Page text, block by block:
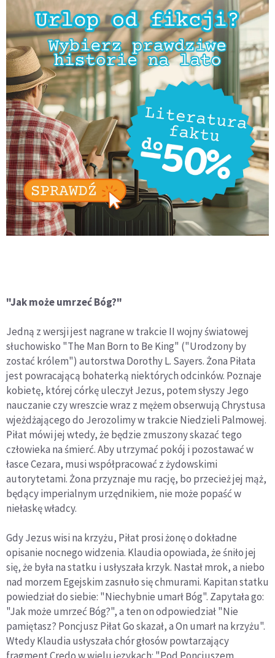
"Jak może umrzeć Bóg?"
Jedną z wersji jest nagrane w trakcie II wojny światowej
słuchowisko "The Man Born to Be King" ("Urodzony by
zostać królem") autorstwa Dorothy L. Sayers. Żona Piłata
jest powracającą bohaterką niektórych odcinków. Poznaje
kobietę, której córkę uleczył Jezus, potem słyszy Jego
nauczanie czy wreszcie wraz z mężem obserwują Chrystusa
wjeżdżającego do Jerozolimy w trakcie Niedzieli Palmowej.
Piłat mówi jej wtedy, że będzie zmuszony skazać tego
człowieka na śmierć. Aby utrzymać pokój i pozostawać w
łasce Cezara, musi współpracować z żydowskimi
autorytetami. Żona przyznaje mu rację, bo przecież jej mąż,
będący imperialnym urzędnikiem, nie może popaść w
niełaskę władcy.
Gdy Jezus wisi na krzyżu, Piłat prosi żonę o dokładne
opisanie nocnego widzenia. Klaudia opowiada, że śniło jej
się, że była na statku i usłyszała krzyk. Nastał mrok, a niebo
nad morzem Egejskim zasnuło się chmurami. Kapitan statku
powiedział do siebie: "Niechybnie umarł Bóg". Zapytała go:
"Jak może umrzeć Bóg?", a ten on odpowiedział "Nie
pamiętasz? Poncjusz Piłat Go skazał, a On umarł na krzyżu".
Wtedy Klaudia usłyszała chór głosów powtarzający